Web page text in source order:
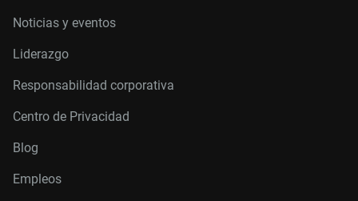
Noticias y eventos
Liderazgo
Responsabilidad corporativa
Centro de Privacidad
Blog
Empleos